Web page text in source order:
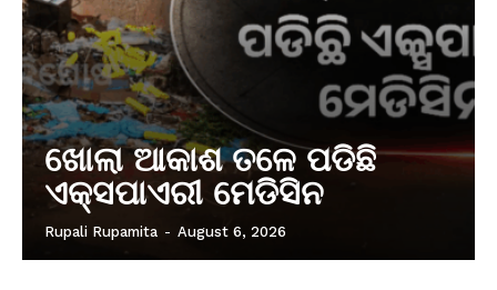
ଖୋଲା ଆକାଶ ତଳେ ପଡିଛି
ଏକ୍ସପାଏରୀ ମେଡିସିନ
Rupali Rupamita - August 6, 2026